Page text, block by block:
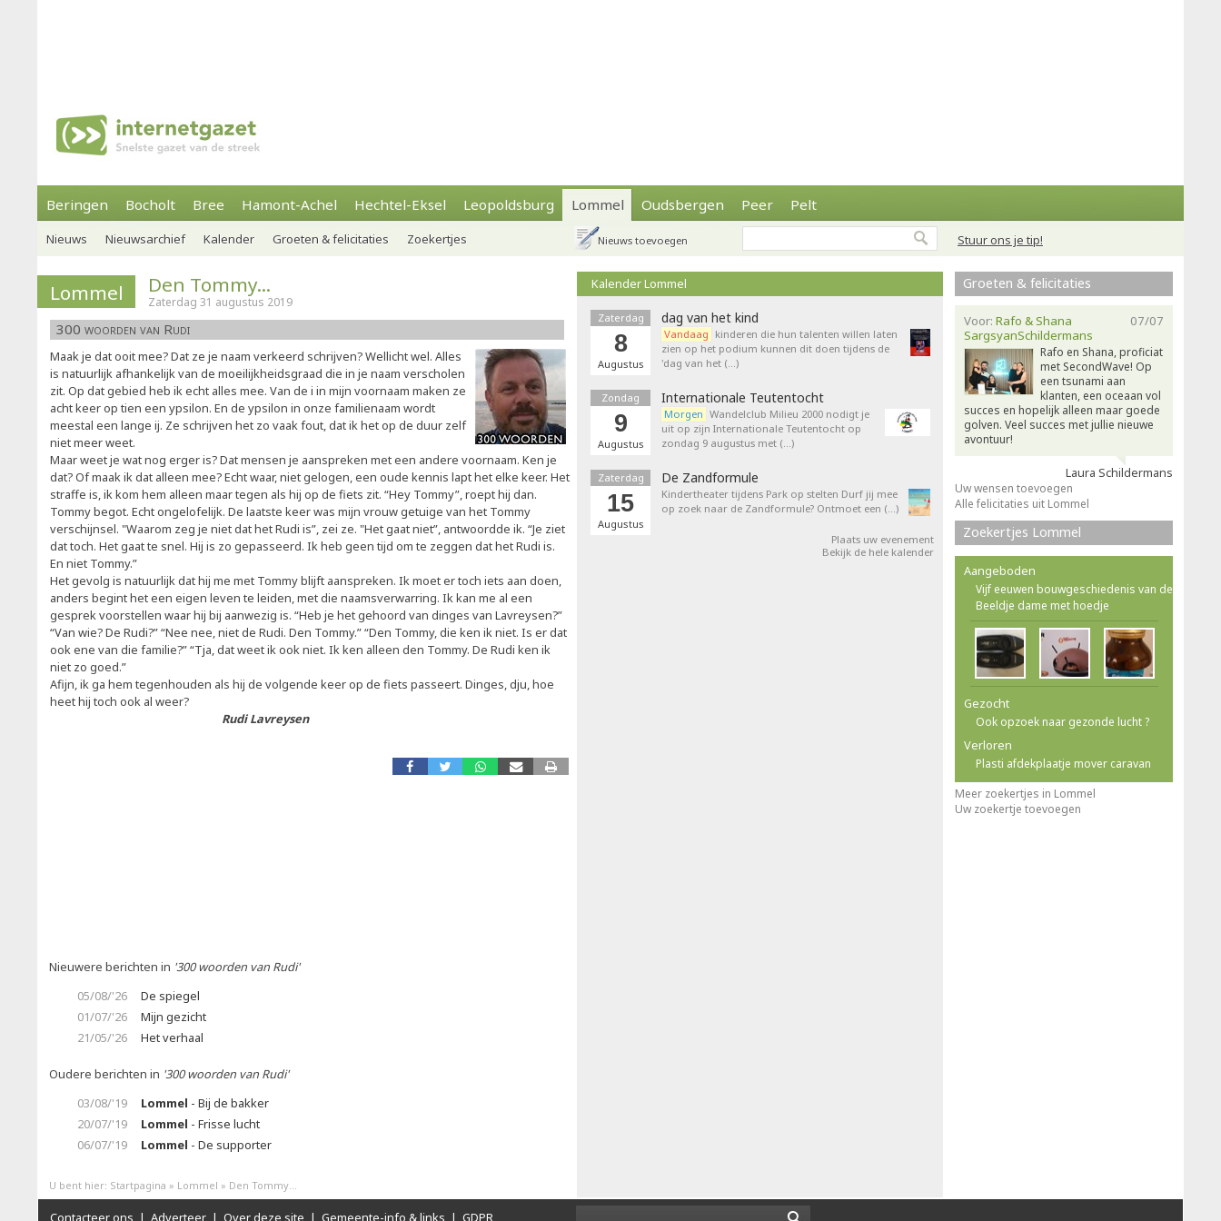
Beringen Bocholt Bree Hamont-Achel Hechtel-Eksel Leopoldsburg Lommel Oudsbergen Peer Pelt
Stuur ons je tip!
Nieuws Nieuwsarchief Kalender Groeten & felicitaties Zoekertjes Nieuws toevoegen
Lommel Den Tommy...
Zaterdag 31 augustus 2019
300 woorden van Rudi
Maak je dat ooit mee? Dat ze je naam verkeerd schrijven? Wellicht wel. Alles
is natuurlijk afhankelijk van de moeilijkheidsgraad die in je naam verscholen
zit. Op dat gebied heb ik echt alles mee. Van de i in mijn voornaam maken ze
acht keer op tien een ypsilon. En de ypsilon in onze familienaam wordt
meestal een lange ij. Ze schrijven het zo vaak fout, dat ik het op de duur zelf
niet meer weet.
Maar weet je wat nog erger is? Dat mensen je aanspreken met een andere voornaam. Ken je
dat? Of maak ik dat alleen mee? Echt waar, niet gelogen, een oude kennis lapt het elke keer. Het
straffe is, ik kom hem alleen maar tegen als hij op de fiets zit. “Hey Tommy”, roept hij dan.
Tommy begot. Echt ongelofelijk. De laatste keer was mijn vrouw getuige van het Tommy
verschijnsel. "Waarom zeg je niet dat het Rudi is”, zei ze. "Het gaat niet”, antwoordde ik. “Je ziet
dat toch. Het gaat te snel. Hij is zo gepasseerd. Ik heb geen tijd om te zeggen dat het Rudi is.
En niet Tommy.”
Het gevolg is natuurlijk dat hij me met Tommy blijft aanspreken. Ik moet er toch iets aan doen,
anders begint het een eigen leven te leiden, met die naamsverwarring. Ik kan me al een
gesprek voorstellen waar hij bij aanwezig is. “Heb je het gehoord van dinges van Lavreysen?”
“Van wie? De Rudi?” “Nee nee, niet de Rudi. Den Tommy.” “Den Tommy, die ken ik niet. Is er dat
ook ene van die familie?” “Tja, dat weet ik ook niet. Ik ken alleen den Tommy. De Rudi ken ik
niet zo goed.”
Afijn, ik ga hem tegenhouden als hij de volgende keer op de fiets passeert. Dinges, dju, hoe
heet hij toch ook al weer?
Rudi Lavreysen
Nieuwere berichten in '300 woorden van Rudi'
05/08/'26
De spiegel
01/07/'26
Mijn gezicht
21/05/'26
Het verhaal
Oudere berichten in '300 woorden van Rudi'
03/08/'19
Lommel - Bij de bakker
20/07/'19
Lommel - Frisse lucht
06/07/'19
Lommel - De supporter
Kalender Lommel
Zaterdag
8
Augustus
dag van het kind
Vandaag kinderen die hun talenten willen laten
zien op het podium kunnen dit doen tijdens de
'dag van het (…)
Zondag
9
Augustus
Internationale Teutentocht
Morgen Wandelclub Milieu 2000 nodigt je
uit op zijn Internationale Teutentocht op
zondag 9 augustus met (…)
Zaterdag
15
Augustus
De Zandformule
Kindertheater tijdens Park op stelten Durf jij mee
op zoek naar de Zandformule? Ontmoet een (…)
Plaats uw evenement
Bekijk de hele kalender
Groeten & felicitaties
07/07
Voor: Rafo & Shana
SargsyanSchildermans
Rafo en Shana, proficiat
met SecondWave! Op
een tsunami aan
klanten, een oceaan vol
succes en hopelijk alleen maar goede
golven. Veel succes met jullie nieuwe
avontuur!
Laura Schildermans
Uw wensen toevoegen
Alle felicitaties uit Lommel
Zoekertjes Lommel
Aangeboden
Vijf eeuwen bouwgeschiedenis van de
Beeldje dame met hoedje
Gezocht
Ook opzoek naar gezonde lucht ?
Verloren
Plasti afdekplaatje mover caravan
Meer zoekertjes in Lommel
Uw zoekertje toevoegen
U bent hier: Startpagina » Lommel » Den Tommy...
Contacteer ons | Adverteer | Over deze site | Gemeente-info & links | GDPR